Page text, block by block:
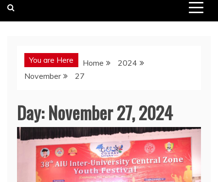
You are Here Home
2024
November
27
Day:November 27, 2024